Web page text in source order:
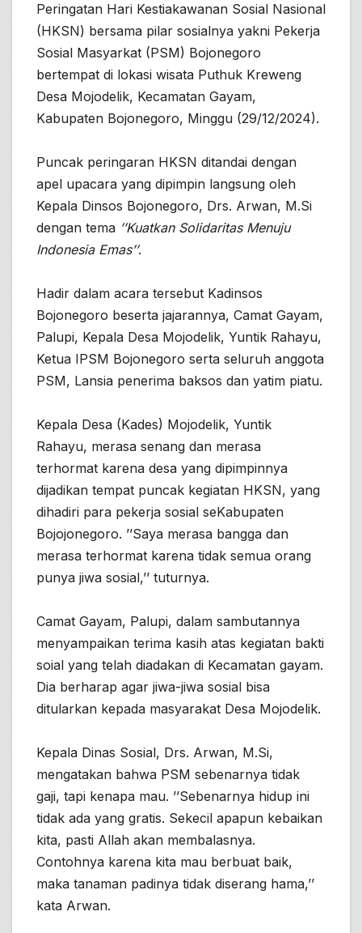
Peringatan Hari Kestiakawanan Sosial Nasional
(HKSN) bersama pilar sosialnya yakni Pekerja
Sosial Masyarkat (PSM) Bojonegoro
bertempat di lokasi wisata Puthuk Kreweng
Desa Mojodelik, Kecamatan Gayam,
Kabupaten Bojonegoro, Minggu (29/12/2024).
Puncak peringaran HKSN ditandai dengan
apel upacara yang dipimpin langsung oleh
Kepala Dinsos Bojonegoro, Drs. Arwan, M.Si
dengan tema ’’Kuatkan Solidaritas Menuju
Indonesia Emas’’.
Hadir dalam acara tersebut Kadinsos
Bojonegoro beserta jajarannya, Camat Gayam,
Palupi, Kepala Desa Mojodelik, Yuntik Rahayu,
Ketua IPSM Bojonegoro serta seluruh anggota
PSM, Lansia penerima baksos dan yatim piatu.
Kepala Desa (Kades) Mojodelik, Yuntik
Rahayu, merasa senang dan merasa
terhormat karena desa yang dipimpinnya
dijadikan tempat puncak kegiatan HKSN, yang
dihadiri para pekerja sosial seKabupaten
Bojojonegoro. ’’Saya merasa bangga dan
merasa terhormat karena tidak semua orang
punya jiwa sosial,’’ tuturnya.
Camat Gayam, Palupi, dalam sambutannya
menyampaikan terima kasih atas kegiatan bakti
soial yang telah diadakan di Kecamatan gayam.
Dia berharap agar jiwa-jiwa sosial bisa
ditularkan kepada masyarakat Desa Mojodelik.
Kepala Dinas Sosial, Drs. Arwan, M.Si,
mengatakan bahwa PSM sebenarnya tidak
gaji, tapi kenapa mau. ’’Sebenarnya hidup ini
tidak ada yang gratis. Sekecil apapun kebaikan
kita, pasti Allah akan membalasnya.
Contohnya karena kita mau berbuat baik,
maka tanaman padinya tidak diserang hama,’’
kata Arwan.